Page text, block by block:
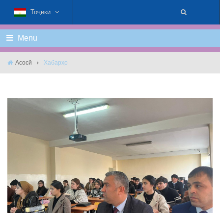
Тоҷикӣ
Menu
Асосӣ Хабарҳо